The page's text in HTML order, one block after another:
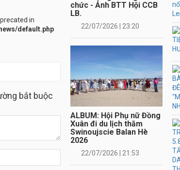
in
default.php
bắt buộc
ALBUM: Hội Phụ nữ Đồng
Xuân đi du lịch thăm
Swinoujscie Balan Hè
2026
22/07/2026 | 21:53